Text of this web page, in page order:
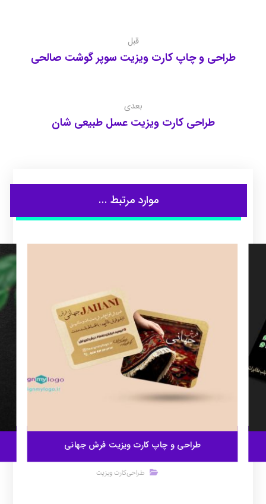
قبل
طراحی و چاپ کارت ویزیت سوپر گوشت صالحی
بعدی
طراحی کارت ویزیت عسل طبیعی شان
موارد مرتبط ...
طراحی و چاپ کارت ویزیت فرش جهانی
طراحی کارت ویزیت